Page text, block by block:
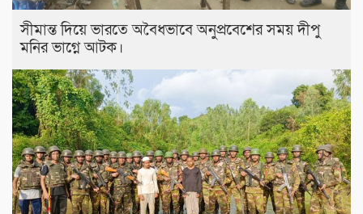
সীমান্ত দিয়ে ভারতে অবৈধভাবে অনুপ্রবেশের সময় দীপু
মনির ভাগ্নে আটক।